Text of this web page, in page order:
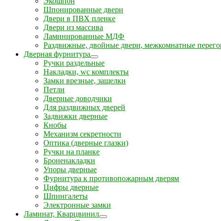
Шпонированные двери
Двери в ПВХ пленке
Двери из массива
Ламинированные МДФ
Раздвижные, двойные двери, межкомнатные
Дверная фурнитура
Ручки раздельные
Накладки, wc комплекты
Замки врезные, защелки
Петли
Дверные доводчики
Для раздвижных дверей
Задвижки дверные
Кнобы
Механизм секретности
Оптика (дверные глазки)
Ручки на планке
Броненакладки
Упоры дверные
Фурнитура к противопожарным дверям
Цифры дверные
Шпингалеты
Электронные замки
Ламинат, Кварцвинил